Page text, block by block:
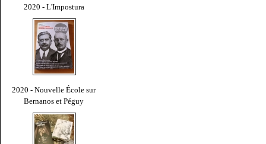
2020 - L'Impostura
2020 - Nouvelle École sur
Bernanos et Péguy